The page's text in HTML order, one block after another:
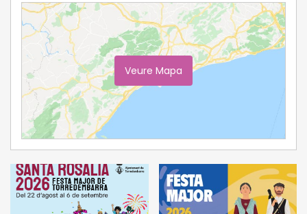
Veure Mapa